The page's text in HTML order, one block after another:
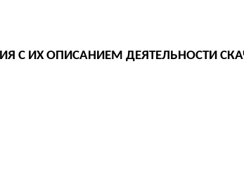
С ИХ ОПИСАНИЕМ ДЕЯТЕЛЬНОСТИ